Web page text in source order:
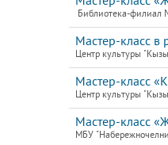
Библиотека-филиал
Мастер-класс в
Центр культуры
Мастер-класс
Центр культуры
Мастер-класс
МБУ